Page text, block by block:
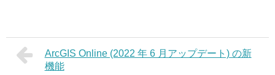
ArcGIS Online (2022 年 6 月アップデート) の新
機能